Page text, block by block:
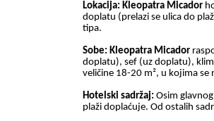
Lokacija: Kleopatra Micador
doplatu (prelazi se ulica do
tipa.
Sobe: Kleopatra Micador
doplatu), sef (uz doplatu),
veličine 18-20 m², u kojima se
Hotelski sadržaj: Osim
plaži doplaćuje. Od ostalih